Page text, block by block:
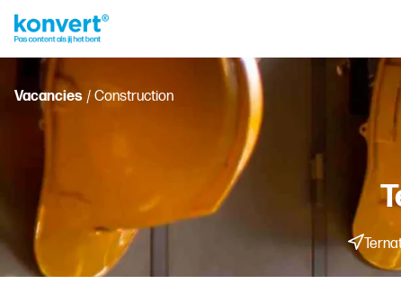
Vacancies / Construction